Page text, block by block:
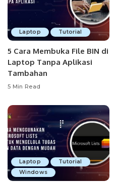
Laptop Tutorial
5 Cara Membuka File BIN di
Laptop Tanpa Aplikasi
Tambahan
5 Min Read
Laptop
Tutorial
Windows